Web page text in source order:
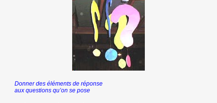
Donner des éléments de réponse
aux questions qu’on se pose